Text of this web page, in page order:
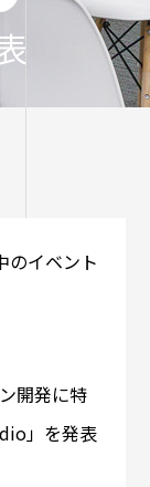
のイベント
開発に特
」を発表